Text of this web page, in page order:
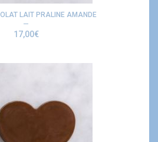
LAIT PRALINE AMANDE
17,00€